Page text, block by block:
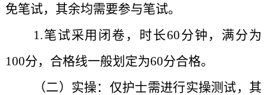
免笔试，其余均需要参与笔试。
1.笔试采用闭卷，时长60分钟，满分为
100分，合格线一般划定为60分合格。
（二）实操： 仅护士需进行实操测试，其